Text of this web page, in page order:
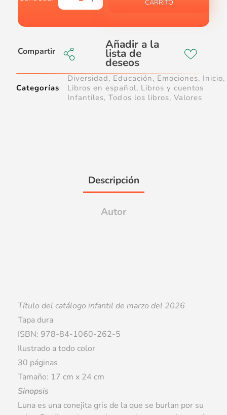
CARRITO
Compartir
Categorías
Diversidad, Educación, Emociones, Inicio,
Libros en español, Libros y cuentos
Infantiles,Todos los libros, Valores
Descripción
Autor
Título del catálogo infantil de marzo del 2026
Tapa dura
ISBN: 978-84-1060-262-5
Ilustrado a todo color
30 páginas
Tamaño: 17 cm x 24 cm
Sinopsis
Luna es una conejita gris de la que se burlan por su